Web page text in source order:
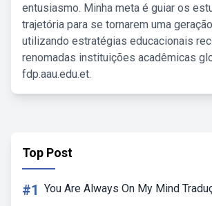
entusiasmo. Minha meta é guiar os
trajetória para se tornarem uma
utilizando estratégias educacionais
renomadas instituições acadêmicas
fdp.aau.edu.et.
Top Post
#1 You Are Always On My Mind